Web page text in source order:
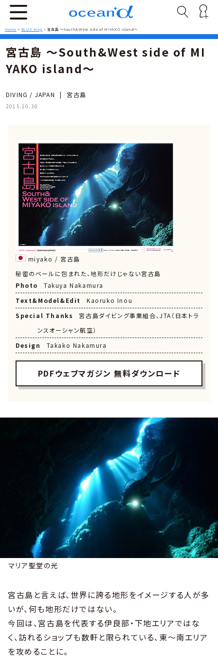
Home > BLUE Mag >宮古島 ～South&West side of MIYAKO island～
宮古島 ～South&West side of MI
YAKO island～
DIVING / JAPAN | 宮古島
2015.10.30
miyako / 宮古島
秘密のベールに包まれた、地形だけじゃない宮古島
Photo
Takuya Nakamura
Text&Model&Edit
Kaoruko Inou
Special Thanks
宮古島ダイビング事業組合、JTA（日本トラ
ンスオーシャン航空）
Design
Takako Nakamura
PDFウェブマガジン 無料ダウンロード
マリア聖堂の光
宮古島と言えば、世界に誇る地形をイメージする人が多
いが、何も地形だけではない。
今回は、宮古島を代表する伊良部・下地エリアではな
く、訪れるショップも数軒と限られている、東～南エリア
を攻めることに。